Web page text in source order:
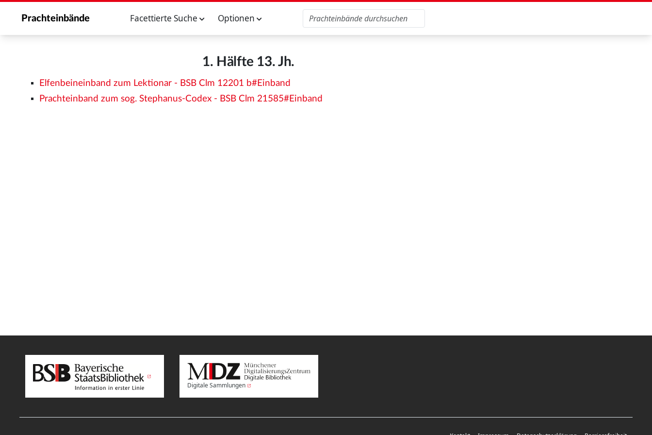
Prachteinbände Facettierte Suche Optionen
1. Hälfte 13. Jh.
Elfenbeineinband zum Lektionar - BSB Clm 12201 b#Einband
Prachteinband zum sog. Stephanus-Codex - BSB Clm 21585#Einband
Digitale Sammlungen